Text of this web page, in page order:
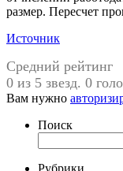
размер. Пересчет
Источник
Средний рейтинг
0 из 5 звезд. 0
Вам нужно
Поиск